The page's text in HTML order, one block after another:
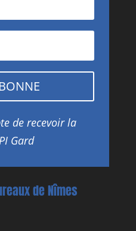
de recevoir la
Gard
de Nîmes